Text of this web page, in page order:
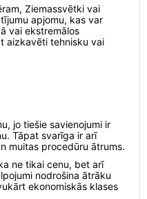
Ziemassvētki vai
apjomu, kas var
vai ekstremālos
aizkavēti tehnisku vai
jo tiešie savienojumi ir
Tāpat svarīga ir arī
muitas procedūru ātrums.
ne tikai cenu, bet arī
nodrošina ātrāku
ekonomiskās klases